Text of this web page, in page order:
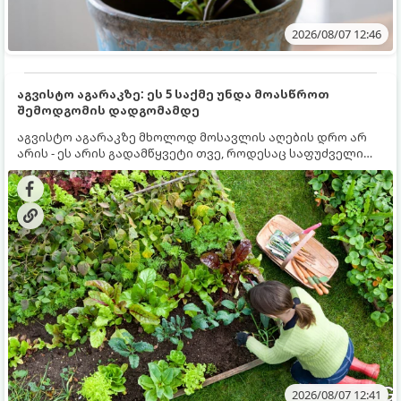
2026/08/07 12:46
აგვისტო აგარაკზე: ეს 5 საქმე უნდა მოასწროთ
შემოდგომის დადგომამდე
აგვისტო აგარაკზე მხოლოდ მოსავლის აღების დრო არ
არის - ეს არის გადამწყვეტი თვე, როდესაც საფუძველი
ეყრება მომავალი წლის მოსავალს და ბაღი მზადდება
შემოდგომა-ზამთრის სეზონისთვის. იმისათვის, რომ
ნიადაგმა ენერგია აღიდგინოს, ხოლო მცენარეებმა
ზამთარს გაუძლონ, აგვისტოს ბოლომდე 5
მნიშვნელოვანი საქმის გაკეთება უნდა მოასწროთ:
2026/08/07 12:41